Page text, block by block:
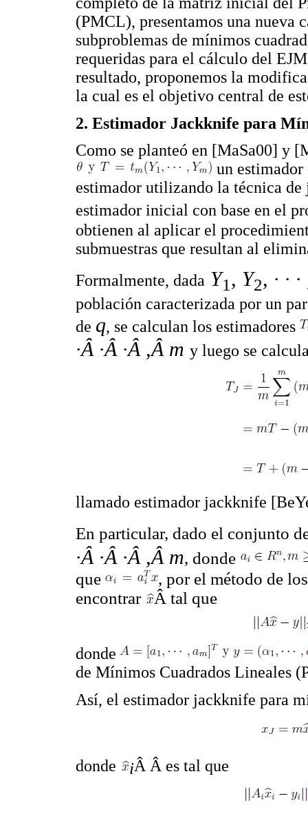
(PMCL), presentamos una nueva
subproblemas de mínimos
requeridas para el cálculo del
resultado, proponemos la
la cual es el objetivo central de
2. Estimador Jackknife para
Como se planteó en [MaSa00] y
un estimador
estimador utilizando la técnica
estimador inicial con base en el
obtienen al aplicar el
submuestras que resultan al
Formalmente, dada Y1 , Y2, · · ·
población caracterizada por un
de q, se calculan los estimadores
·Â ·Â ·Â ,Â m y luego se
llamado estimador jackknife
En particular, dado el conjunto
·Â ·Â ·Â ,Â m, donde
que
, por el método de
encontrar
Â tal que
donde
de Mínimos Cuadrados Lineales
Así, el estimador jackknife para
donde iÂ Â es tal que